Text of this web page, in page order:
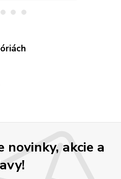
novinky, akcie a